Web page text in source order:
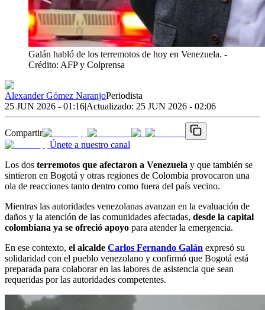
Galán habló de los terremotos de hoy en Venezuela. -
Crédito: AFP y Colprensa
Alexander Gómez NaranjoPeriodista
25 JUN 2026 - 01:16|Actualizado: 25 JUN 2026 - 02:06
Compartir
Únete a nuestro canal
Los dos terremotos que afectaron a Venezuela y que también se
sintieron en Bogotá y otras regiones de Colombia provocaron una
ola de reacciones tanto dentro como fuera del país vecino.
Mientras las autoridades venezolanas avanzan en la evaluación de
daños y la atención de las comunidades afectadas, desde la capital
colombiana ya se ofreció apoyo para atender la emergencia.
En ese contexto, el alcalde Carlos Fernando Galán expresó su
solidaridad con el pueblo venezolano y confirmó que Bogotá está
preparada para colaborar en las labores de asistencia que sean
requeridas por las autoridades competentes.